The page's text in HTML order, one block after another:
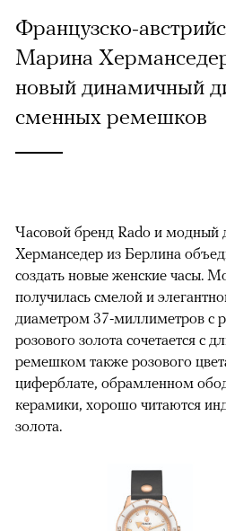
Французско-
Марина
новый динамичный
сменных ремешков
Часовой бренд Rado и модный
Херманседер из Берлина
создать новые женские часы.
получилась смелой и
диаметром 37-миллиметров с
розового золота сочетается с
ремешком также розового
циферблате, обрамленном
керамики, хорошо читаются
золота.